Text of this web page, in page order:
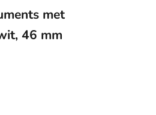
met
46 mm